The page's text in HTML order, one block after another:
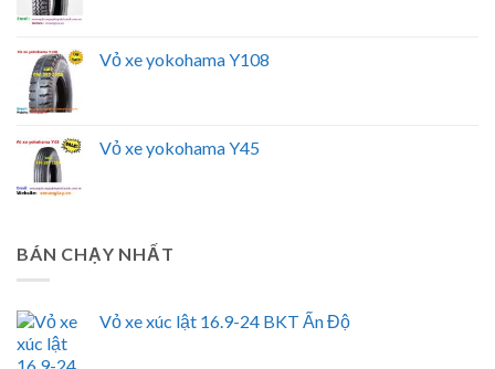
Vỏ xe yokohama Y108
Vỏ xe yokohama Y45
BÁN CHẠY NHẤT
Vỏ xe xúc lật 16.9-24 BKT Ấn Độ